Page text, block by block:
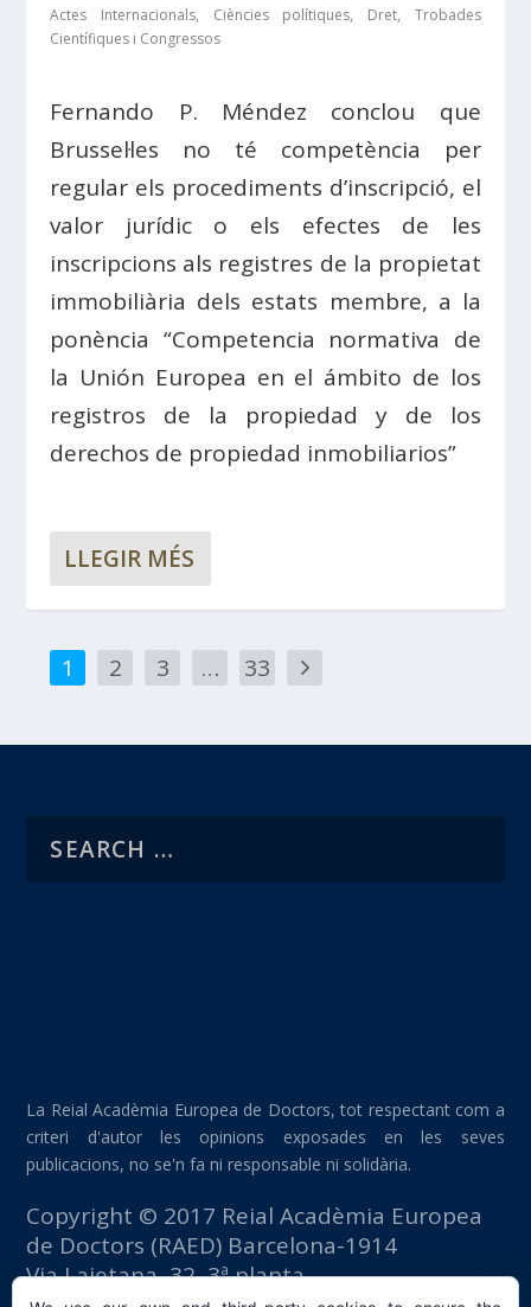
Actes Internacionals, Ciències polítiques, Dret, Trobades
Científiques i Congressos
Fernando P. Méndez conclou que
Brussel·les no té competència per
regular els procediments d’inscripció, el
valor jurídic o els efectes de les
inscripcions als registres de la propietat
immobiliària dels estats membre, a la
ponència “Competencia normativa de
la Unión Europea en el ámbito de los
registros de la propiedad y de los
derechos de propiedad inmobiliarios”
LLEGIR MÉS
1 2 3 … 33
La Reial Acadèmia Europea de Doctors, tot respectant com a
criteri d'autor les opinions exposades en les seves
publicacions, no se'n fa ni responsable ni solidària.
Copyright © 2017 Reial Acadèmia Europea
de Doctors (RAED) Barcelona-1914
Via Laietana, 32, 3ª planta